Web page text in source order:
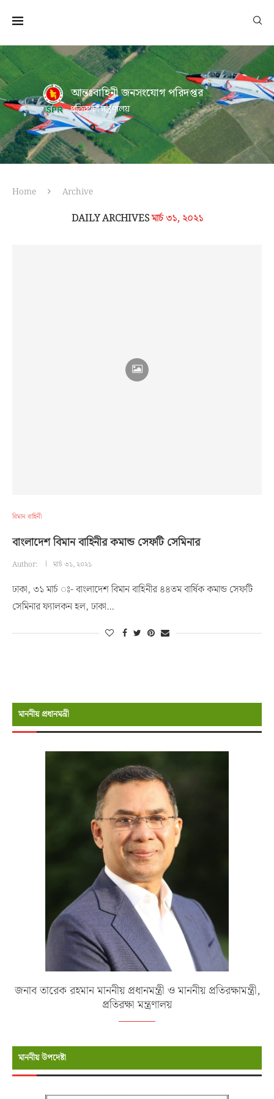
আন্তঃবাহিনী জনসংযোগ পরিদপ্তর
প্রতিরক্ষা মন্ত্রণালয়
Home Archive
DAILY ARCHIVESমার্চ ৩১, ২০২১
বিমান বাহিনী
বাংলাদেশ বিমান বাহিনীর কমান্ড সেফটি সেমিনার
Author: মার্চ ৩১, ২০২১
ঢাকা, ৩১ মার্চ ঃ- বাংলাদেশ বিমান বাহিনীর ৪৪তম বার্ষিক কমান্ড সেফটি
সেমিনার ফ্যালকন হল, ঢাকা…
মাননীয় প্রধানমন্রী
জনাব তারেক রহমান মাননীয় প্রধানমন্ত্রী ও মাননীয় প্রতিরক্ষামন্ত্রী,
প্রতিরক্ষা মন্ত্রণালয়
মাননীয় উপদেষ্টা